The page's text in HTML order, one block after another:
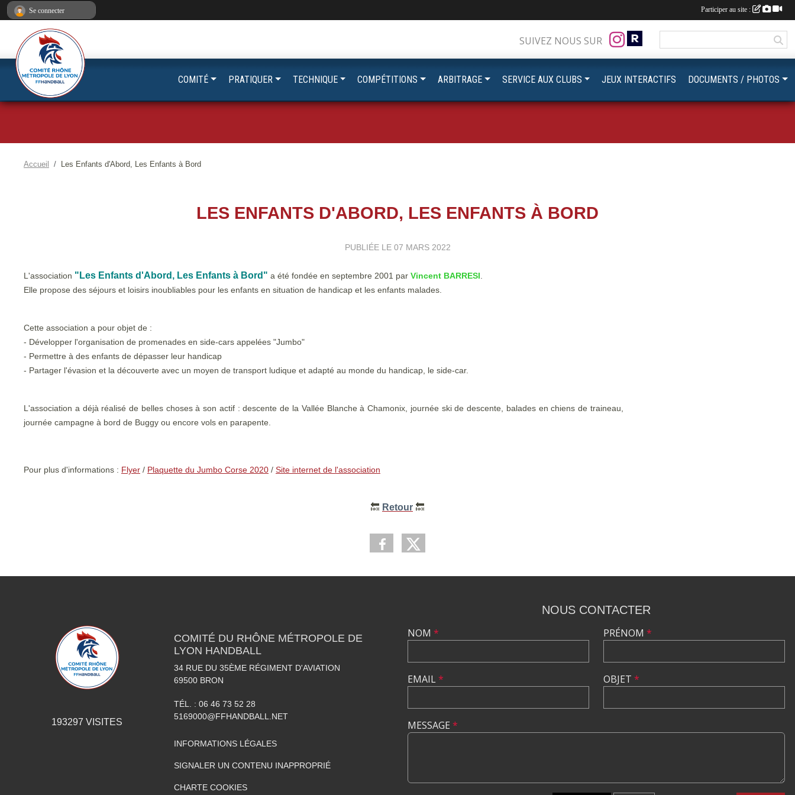
Accueil Les Enfants d'Abord, Les Enfants à Bord
LES ENFANTS D'ABORD, LES ENFANTS À BORD
PUBLIÉE LE 07 MARS 2022
L'association "Les Enfants d'Abord, Les Enfants à Bord" a été fondée en septembre 2001 par Vincent BARRESI
Elle propose des séjours et loisirs inoubliables pour les enfants en situation de handicap et les enfants malades.
Cette association a pour objet de :
- Développer l'organisation de promenades en side-cars appelées "Jumbo"
- Permettre à des enfants de dépasser leur handicap
- Partager l'évasion et la découverte avec un moyen de transport ludique et adapté au monde du handicap, le side-car.
L'association a déjà réalisé de belles choses à son actif : descente de la Vallée Blanche à Chamonix, journée ski de descente, balades en chiens de traineau,
journée campagne à bord de Buggy ou encore vols en parapente.
Pour plus d'informations : Flyer / Plaquette du Jumbo Corse 2020 / Site internet de l'association
🔙 Retour 🔙
SUIVEZ NOUS SUR
COMITÉ PRATIQUER TECHNIQUE COMPÉTITIONS ARBITRAGE SERVICE AUX CLUBS JEUX INTERACTIFS DOCUMENTS / PHOTOS
193297 VISITES
COMITÉ DU RHÔNE MÉTROPOLE DE
LYON HANDBALL
34 RUE DU 35ÈME RÉGIMENT D'AVIATION
69500 BRON
TÉL. : 06 46 73 52 28
5169000@FFHANDBALL.NET
INFORMATIONS LÉGALES
SIGNALER UN CONTENU INAPPROPRIÉ
CHARTE COOKIES
NOUS CONTACTER
NOM *
EMAIL*
PRÉNOM *
OBJET *
MESSAGE *
Se connecter Participer au site :
Panneau de gestion des cookies